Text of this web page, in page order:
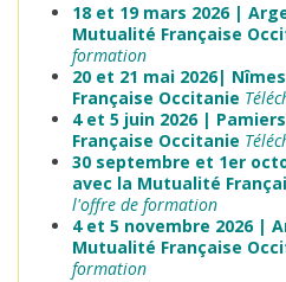
18 et 19 mars 2026 |
Mutualité Française
formation
20 et 21 mai 2026|
Française Occitanie
4 et 5 juin 2026 |
Française Occitanie
30 septembre et 1er
avec la Mutualité
l'offre de formation
4 et 5 novembre 2026 |
Mutualité Française
formation